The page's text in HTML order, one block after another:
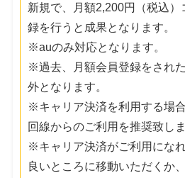
新規で、月額2,200円（税込）
録を行うと成果となります。
※auのみ対応となります。
※過去、月額会員登録をされ
外となります。
※キャリア決済を利用する場
回線からのご利用を推奨致しま
※キャリア決済がご利用にな
良いところに移動いただくか